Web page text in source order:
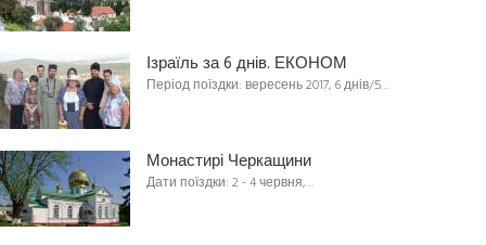
Ізраїль за 6 днів. ЕКОНОМ
Період поїздки: вересень 2017, 6 днів/5…
Монастирі Черкащини
Дати поїздки: 2 - 4 червня,…